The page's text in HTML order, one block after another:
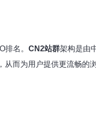
名。 CN2站群架构是由
而为用户提供更流畅的浏